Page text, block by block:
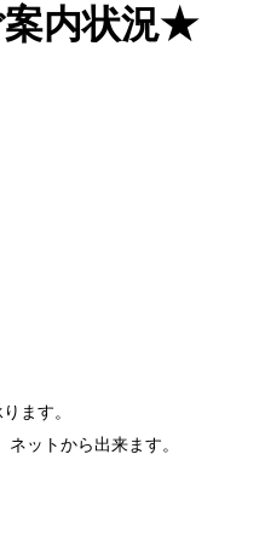
内状況★
ます。
ットから出来ます。